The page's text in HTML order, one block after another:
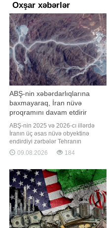
Oxşar xəbərlər
ABŞ-nin xəbərdarlıqlarına
baxmayaraq, İran nüvə
proqramını davam etdirir
ABŞ-nin 2025 və 2026-cı illərdə
İranın üç əsas nüvə obyektinə
endirdiyi zərbələr Tehranın
proqramını tam dayandırmayıb,
sadəcə onun icrasını ləngidib.
York Times" nəşri rəsmilərə və
mütəxəssislərə istinadən məlumat
yayıb. Tehran BMT müfəttişlərinin
ən həssa
09.08.2026 184